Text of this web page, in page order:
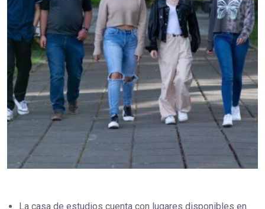
La casa de estudios cuenta con lugares disponibles en